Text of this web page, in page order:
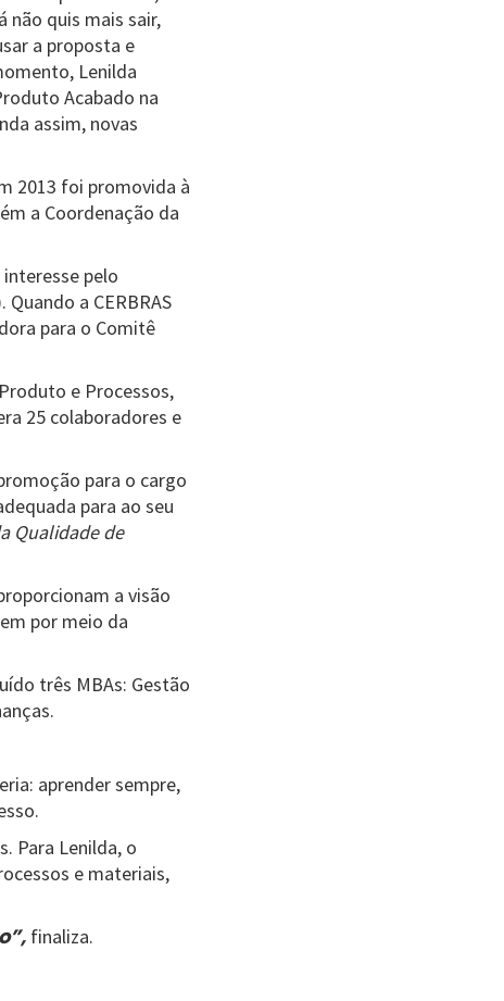
não quis mais sair,
a proposta e
Lenilda
Acabado na
assim, novas
2013 foi promovida à
a Coordenação da
pelo
a CERBRAS
para o Comitê
e Processos,
25 colaboradores e
para o cargo
para ao seu
Qualidade de
a visão
por meio da
três MBAs: Gestão
aprender sempre,
Para Lenilda, o
e materiais,
finaliza.